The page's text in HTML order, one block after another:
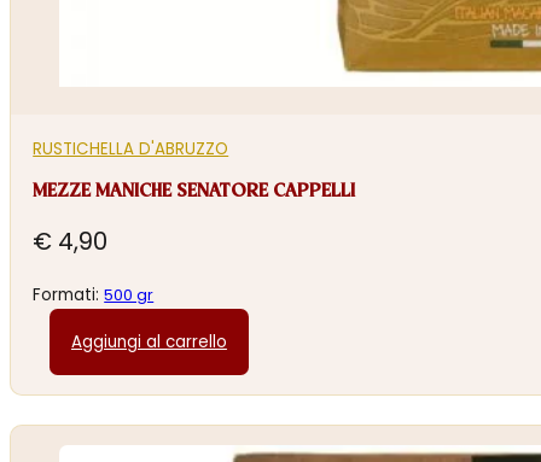
RUSTICHELLA D'ABRUZZO
MEZZE MANICHE SENATORE CAPPELLI
€ 4,90
Formati:500 gr
Aggiungi al carrello